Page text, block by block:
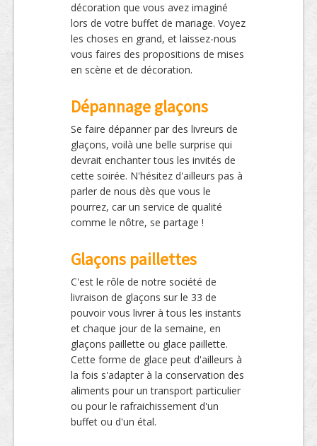
décoration que vous avez imaginé
lors de votre buffet de mariage. Voyez
les choses en grand, et laissez-nous
vous faires des propositions de mises
en scène et de décoration.
Dépannage glaçons
Se faire dépanner par des livreurs de
glaçons, voilà une belle surprise qui
devrait enchanter tous les invités de
cette soirée. N'hésitez d'ailleurs pas à
parler de nous dès que vous le
pourrez, car un service de qualité
comme le nôtre, se partage !
Glaçons paillettes
C'est le rôle de notre société de
livraison de glaçons sur le 33 de
pouvoir vous livrer à tous les instants
et chaque jour de la semaine, en
glaçons paillette ou glace paillette.
Cette forme de glace peut d'ailleurs à
la fois s'adapter à la conservation des
aliments pour un transport particulier
ou pour le rafraichissement d'un
buffet ou d'un étal.